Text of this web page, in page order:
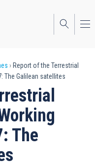
Report of the Terrestrial
The Galilean satellites
The